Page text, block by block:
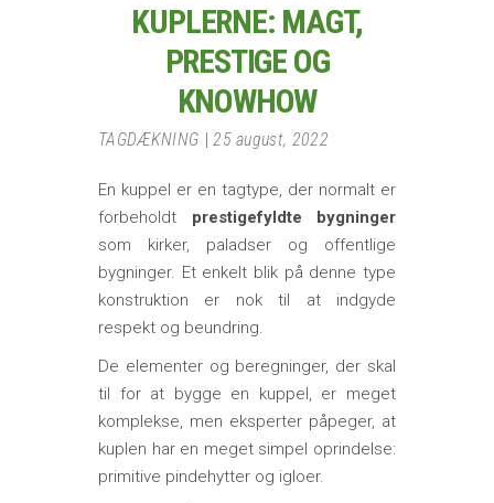
KUPLERNE: MAGT,
PRESTIGE OG
KNOWHOW
TAGDÆKNING 25 august, 2022
En kuppel er en tagtype, der normalt er
forbeholdt prestigefyldte bygninger
som kirker, paladser og offentlige
bygninger. Et enkelt blik på denne type
konstruktion er nok til at indgyde
respekt og beundring.
De elementer og beregninger, der skal
til for at bygge en kuppel, er meget
komplekse, men eksperter påpeger, at
kuplen har en meget simpel oprindelse:
primitive pindehytter og igloer.